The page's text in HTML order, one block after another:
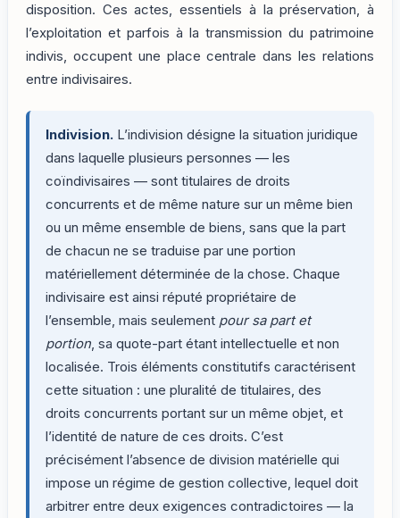
disposition. Ces actes, essentiels à la préservation, à
l’exploitation et parfois à la transmission du patrimoine
indivis, occupent une place centrale dans les relations
entre indivisaires.
Indivision. L’indivision désigne la situation juridique
dans laquelle plusieurs personnes — les
coïndivisaires — sont titulaires de droits
concurrents et de même nature sur un même bien
ou un même ensemble de biens, sans que la part
de chacun ne se traduise par une portion
matériellement déterminée de la chose. Chaque
indivisaire est ainsi réputé propriétaire de
l’ensemble, mais seulement pour sa part et
portion, sa quote-part étant intellectuelle et non
localisée. Trois éléments constitutifs caractérisent
cette situation : une pluralité de titulaires, des
droits concurrents portant sur un même objet, et
l’identité de nature de ces droits. C’est
précisément l’absence de division matérielle qui
impose un régime de gestion collective, lequel doit
arbitrer entre deux exigences contradictoires — la